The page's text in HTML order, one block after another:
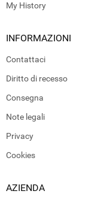
My History
INFORMAZIONI
Contattaci
Diritto di recesso
Consegna
Note legali
Privacy
Cookies
AZIENDA